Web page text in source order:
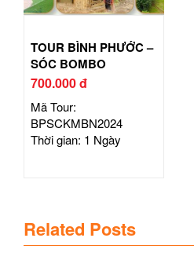
TOUR BÌNH PHƯỚC –
SÓC BOMBO
700.000 đ
Mã Tour:
BPSCKMBN2024
Thời gian: 1 Ngày
Related Posts